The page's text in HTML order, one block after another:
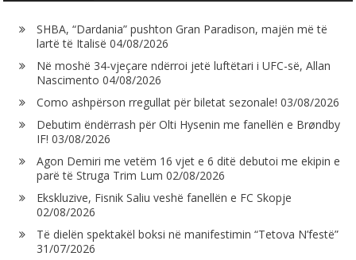
SHBA, “Dardania” pushton Gran Paradison, majën më të
lartë të Italisë 04/08/2026
Në moshë 34-vjeçare ndërroi jetë luftëtari i UFC-së, Allan
Nascimento 04/08/2026
Como ashpërson rregullat për biletat sezonale! 03/08/2026
Debutim ëndërrash për Olti Hysenin me fanellën e Brøndby
IF! 03/08/2026
Agon Demiri me vetëm 16 vjet e 6 ditë debutoi me ekipin e
parë të Struga Trim Lum 02/08/2026
Ekskluzive, Fisnik Saliu veshë fanellën e FC Skopje
02/08/2026
Të dielën spektakël boksi në manifestimin “Tetova N’festë”
31/07/2026